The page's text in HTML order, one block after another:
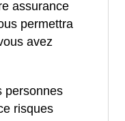
assurance
permettra
avez
personnes
risques